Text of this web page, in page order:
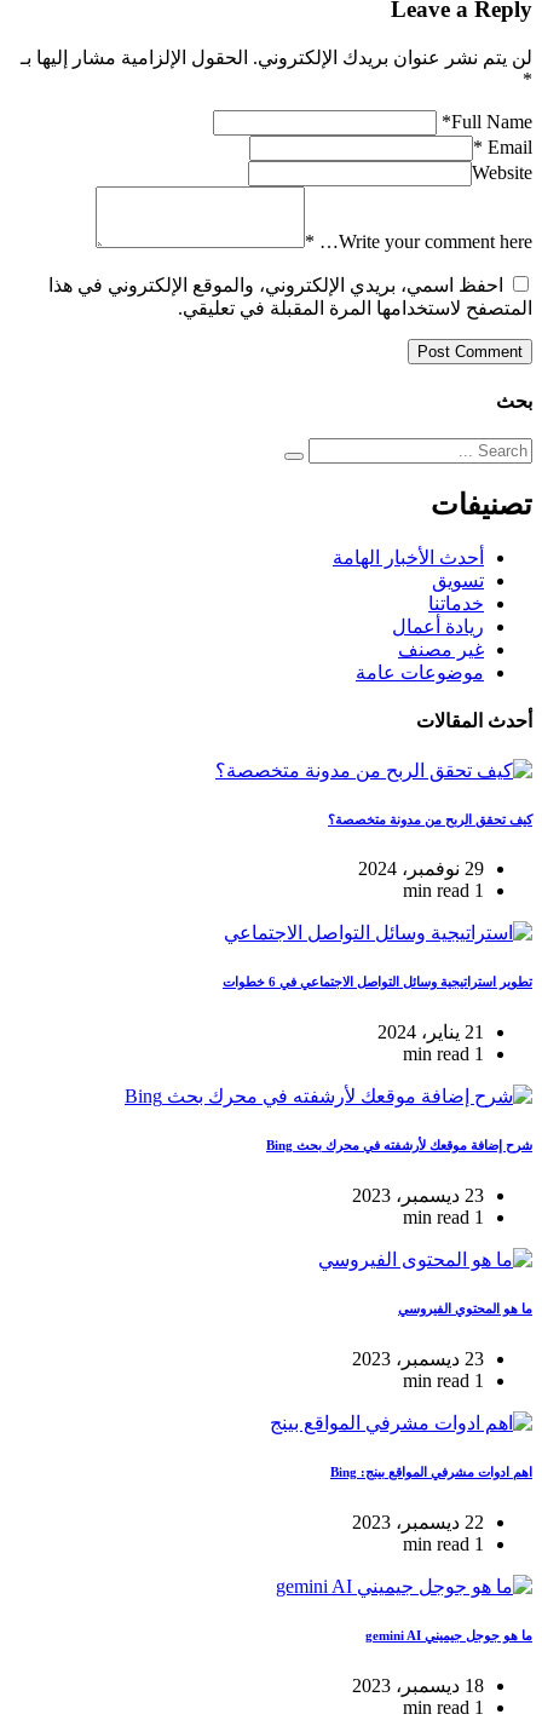
Leave a Reply
لن يتم نشر عنوان بريدك الإلكتروني. الحقول الإلزامية مشار إليها بـ
*
Full Name
*
Email
*
Website
Write your comment here…
*
احفظ اسمي، بريدي الإلكتروني، والموقع الإلكتروني في هذا
المتصفح لاستخدامها المرة المقبلة في تعليقي.
بحث
تصنيفات
أحدث الأخبار الهامة
تسويق
خدماتنا
ريادة أعمال
غير مصنف
موضوعات عامة
أحدث المقالات
كيف تحقق الربح من مدونة متخصصة؟
29 نوفمبر، 2024
1 min read
تطوير استراتيجية وسائل التواصل الاجتماعي في 6 خطوات
21 يناير، 2024
1 min read
شرح إضافة موقعك لأرشفته في محرك بحث Bing
23 ديسمبر، 2023
1 min read
ما هو المحتوي الفيروسي
23 ديسمبر، 2023
1 min read
اهم ادوات مشرفي المواقع بينج: Bing
22 ديسمبر، 2023
1 min read
ما هو جوجل جيميني gemini AI
18 ديسمبر، 2023
1 min read